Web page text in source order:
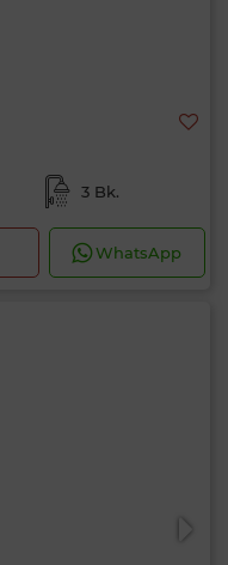
3 Bk.
WhatsApp